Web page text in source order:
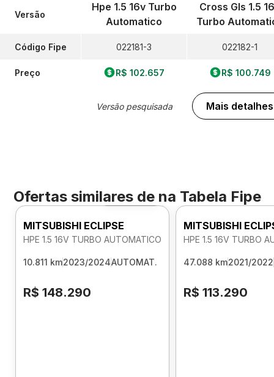
Versão
Código Fipe
Preço
Hpe 1.5 16v Turbo
Automatico
022181-3
R$ 102.657
Versão pesquisada
Cross Gls 1.5
Turbo
022182-1
R$ 100.749
Mais detalhes
Ofertas similares de na Tabela Fipe
Foto 360º
MITSUBISHI ECLIPSE
HPE 1.5 16V TURBO AUTOMATICO
10.811 km2023/2024AUTOMAT.
R$ 148.290
MITSUBISHI
HPE 1.5 16V TURBO
47.088 km2021/2022
R$ 113.290